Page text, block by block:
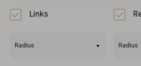
Links
Radius Radius